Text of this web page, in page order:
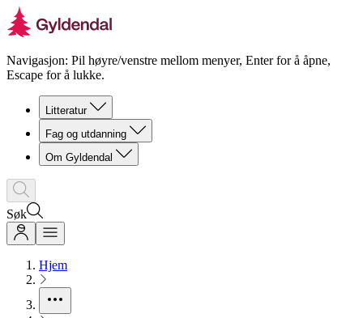
Navigasjon: Pil høyre/venstre mellom menyer, Enter for å åpne,
Escape for å lukke.
Litteratur
Fag og utdanning
Om Gyldendal
Søk
Hjem